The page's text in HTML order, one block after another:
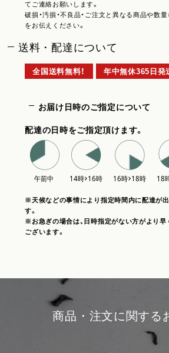
てご連絡お願いします。
破損・汚損・不良品・ご注文と異なる商品や数
をお伝えください。
送料・配達について
全国送料無料！ 年中無休365日発
お届け日時のご指定について
配達の日時をご指定頂けます。
※天候などの事情により指定時間内に配達が
す。
※お急ぎの場合は、日時指定がない方がより
ございます。
商品・注文に関する